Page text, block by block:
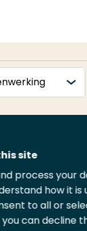
een email
Email
deze
Print
deze
site
process your
how it is
to all or
can decline